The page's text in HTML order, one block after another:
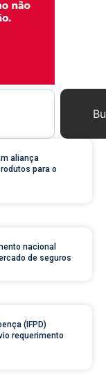
aliança
para o
nacional
de seguros
(IFPD)
requerimento